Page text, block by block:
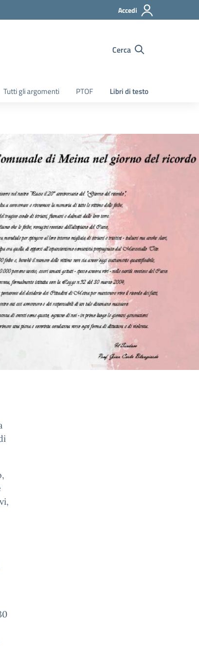
Accedi
Cerca
Tutti gli argomenti PTOF Libri di testo